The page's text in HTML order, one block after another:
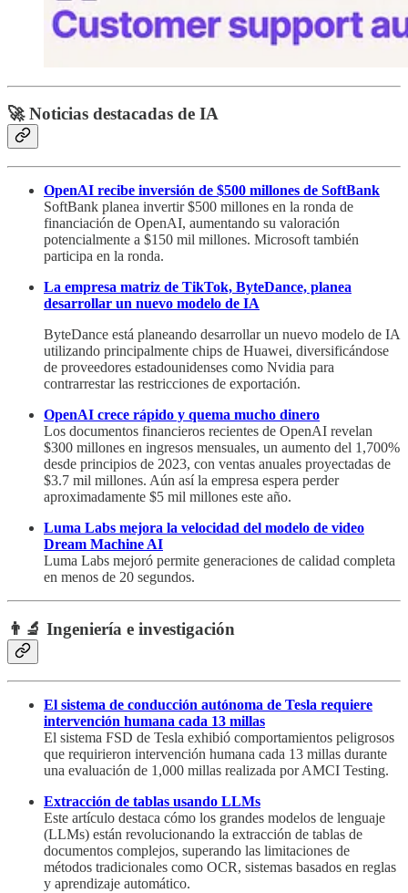
🚀 Noticias destacadas de IA
OpenAI recibe inversión de $500 millones de SoftBank
SoftBank planea invertir $500 millones en la ronda de
financiación de OpenAI, aumentando su valoración
potencialmente a $150 mil millones. Microsoft también
participa en la ronda.
La empresa matriz de TikTok, ByteDance, planea
desarrollar un nuevo modelo de IA
ByteDance está planeando desarrollar un nuevo modelo de IA
utilizando principalmente chips de Huawei, diversificándose
de proveedores estadounidenses como Nvidia para
contrarrestar las restricciones de exportación.
OpenAI crece rápido y quema mucho dinero
Los documentos financieros recientes de OpenAI revelan
$300 millones en ingresos mensuales, un aumento del 1,700%
desde principios de 2023, con ventas anuales proyectadas de
$3.7 mil millones. Aún así la empresa espera perder
aproximadamente $5 mil millones este año.
Luma Labs mejora la velocidad del modelo de video
Dream Machine AI
Luma Labs mejoró permite generaciones de calidad completa
en menos de 20 segundos.
👨‍🔬 Ingeniería e investigación
El sistema de conducción autónoma de Tesla requiere
intervención humana cada 13 millas
El sistema FSD de Tesla exhibió comportamientos peligrosos
que requirieron intervención humana cada 13 millas durante
una evaluación de 1,000 millas realizada por AMCI Testing.
Extracción de tablas usando LLMs
Este artículo destaca cómo los grandes modelos de lenguaje
(LLMs) están revolucionando la extracción de tablas de
documentos complejos, superando las limitaciones de
métodos tradicionales como OCR, sistemas basados en reglas
y aprendizaje automático.